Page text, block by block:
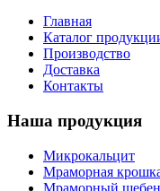
Главная
Каталог
Производство
Доставка
Контакты
Наша продукция
Микрокальцит
Мраморная
Мраморный